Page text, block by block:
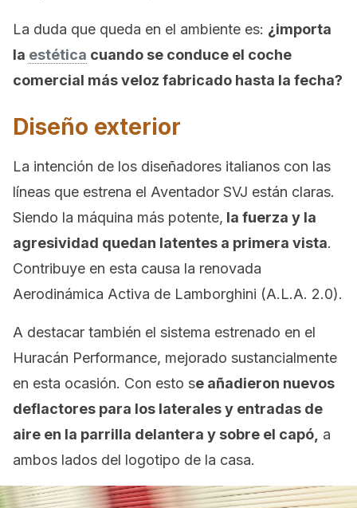
La duda que queda en el ambiente es: ¿importa
la estética cuando se conduce el coche
comercial más veloz fabricado hasta la fecha?
Diseño exterior
La intención de los diseñadores italianos con las
líneas que estrena el Aventador SVJ están claras.
Siendo la máquina más potente, la fuerza y la
agresividad quedan latentes a primera vista.
Contribuye en esta causa la renovada
Aerodinámica Activa de Lamborghini (A.L.A. 2.0).
A destacar también el sistema estrenado en el
Huracán Performance, mejorado sustancialmente
en esta ocasión. Con esto se añadieron nuevos
deflactores para los laterales y entradas de
aire en la parrilla delantera y sobre el capó, a
ambos lados del logotipo de la casa.